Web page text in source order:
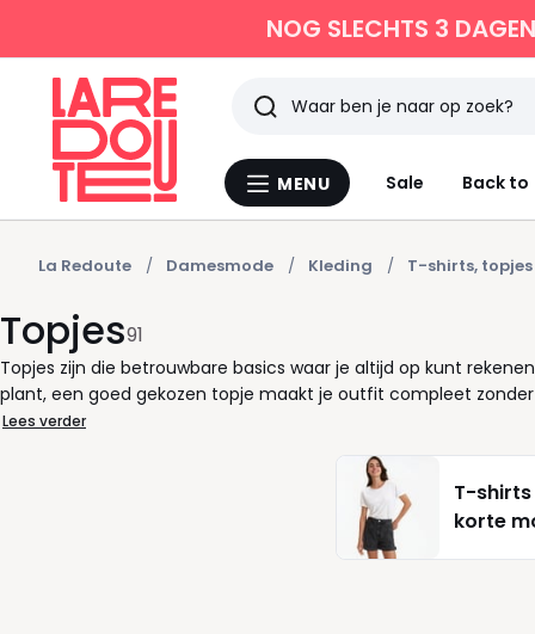
NOG SLECHTS 3
Menu
MENU Sale Back to
Zoeken
Laatst
bekeken
La Redoute Damesmode Kleding T-shirts, topjes
Topjes91
Topjes zijn die betrouwbare basics waar je altijd op kunt
plant, een goed gekozen topje maakt je outfit compleet
of wit , er is altijd een topje dat past bij jouw dag. Voor een
toch verzorgd oogt. In de zomer of tijdens een avond binnen
tot xxl vind je altijd eentje die mooi aansluit, ongeacht jouw
en gemak. Eén topje, eindeloos veel combinaties. Blader
ochtendroutine kan verkorten , zonder in te leveren op stijl.
Lees verder
T-
korte